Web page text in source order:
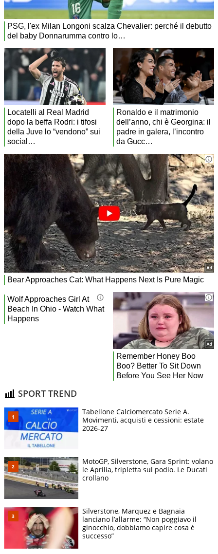
SPORT TREND
Tabellone Calciomercato Serie A.
Movimenti, acquisti e cessioni: estate
2026-27
MotoGP, Silverstone, Gara Sprint: volano
le Aprilia, tripletta sul podio. Le Ducati
crollano
Silverstone, Marquez e Bagnaia
lanciano l’allarme: “Non poggiavo il
ginocchio, dobbiamo capire cosa è
successo”